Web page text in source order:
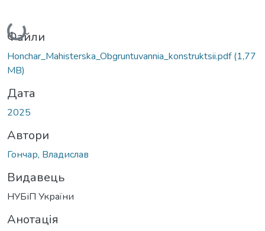
Вантажиться...
Файли
Honchar_Mahisterska_Obgruntuvannia_konstruktsii.pdf(1,77
MB)
Дата
2025
Автори
Гончар, Владислав
Видавець
НУБіП України
Анотація